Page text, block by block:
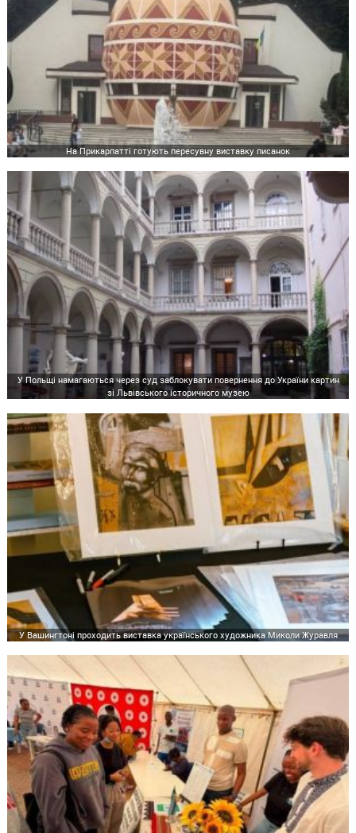
На Прикарпатті готують пересувну виставку писанок
У Польщі намагаються через суд заблокувати повернення до України картин
зі Львівського історичного музею
У Вашингтоні проходить виставка українського художника Миколи Журавля